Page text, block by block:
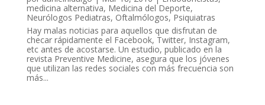
medicina alternativa, Medicina del Deporte,
Neurólogos Pediatras, Oftalmólogos, Psiquiatras
Hay malas noticias para aquellos que disfrutan de
checar rápidamente el Facebook, Twitter, Instagram,
etc antes de acostarse. Un estudio, publicado en la
revista Preventive Medicine, asegura que los jóvenes
que utilizan las redes sociales con más frecuencia son
más...